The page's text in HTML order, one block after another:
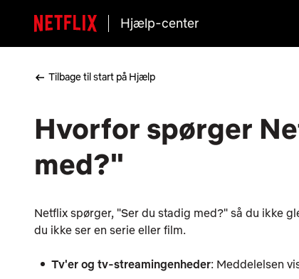
Hjælp-center
Tilbage til start på Hjælp
Hvorfor spørger
med?"
Netflix spørger, "Ser du stadig med?" så du ikke
du ikke ser en serie eller film.
Tv'er og tv-streamingenheder: Meddelelsen